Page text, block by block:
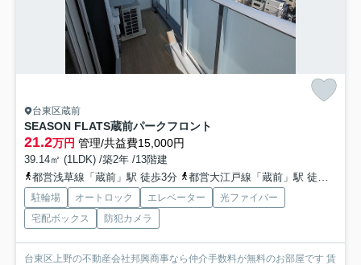
台東区蔵前
SEASON FLATS蔵前パークフロント
21.2万円 管理/共益費15,000円
39.14㎡ (1LDK) /築2年 /13階建
都営浅草線「蔵前」駅 徒歩3分
都営大江戸線「蔵前」駅 徒歩7分
駐輪場 オートロック エレベーター
光ファイバー
宅配ボックス
防犯カメラ
台東区上野の不動産会社邦興商事なら仲介手数料が無料のお部屋です 賃